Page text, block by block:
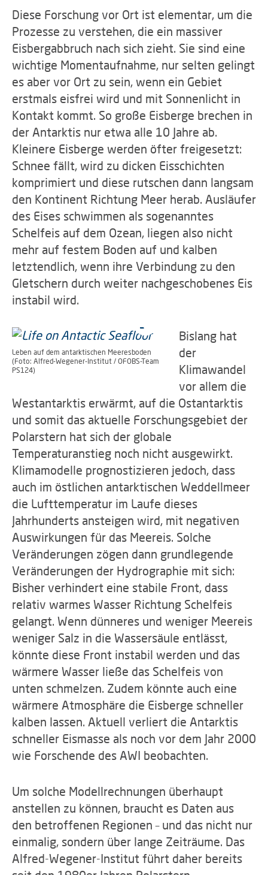
Diese Forschung vor Ort ist elementar, um die
Prozesse zu verstehen, die ein massiver
Eisbergabbruch nach sich zieht. Sie sind eine
wichtige Momentaufnahme, nur selten gelingt
es aber vor Ort zu sein, wenn ein Gebiet
erstmals eisfrei wird und mit Sonnenlicht in
Kontakt kommt. So große Eisberge brechen in
der Antarktis nur etwa alle 10 Jahre ab.
Kleinere Eisberge werden öfter freigesetzt:
Schnee fällt, wird zu dicken Eisschichten
komprimiert und diese rutschen dann langsam
den Kontinent Richtung Meer herab. Ausläufer
des Eises schwimmen als sogenanntes
Schelfeis auf dem Ozean, liegen also nicht
mehr auf festem Boden auf und kalben
letztendlich, wenn ihre Verbindung zu den
Gletschern durch weiter nachgeschobenes Eis
instabil wird.
Leben auf dem antarktischen Meeresboden
(Foto: Alfred-Wegener-Institut / OFOBS-Team
PS124)
Bislang hat
der
Klimawandel
vor allem die
Westantarktis erwärmt, auf die Ostantarktis
und somit das aktuelle Forschungsgebiet der
Polarstern hat sich der globale
Temperaturanstieg noch nicht ausgewirkt.
Klimamodelle prognostizieren jedoch, dass
auch im östlichen antarktischen Weddellmeer
die Lufttemperatur im Laufe dieses
Jahrhunderts ansteigen wird, mit negativen
Auswirkungen für das Meereis. Solche
Veränderungen zögen dann grundlegende
Veränderungen der Hydrographie mit sich:
Bisher verhindert eine stabile Front, dass
relativ warmes Wasser Richtung Schelfeis
gelangt. Wenn dünneres und weniger Meereis
weniger Salz in die Wassersäule entlässt,
könnte diese Front instabil werden und das
wärmere Wasser ließe das Schelfeis von
unten schmelzen. Zudem könnte auch eine
wärmere Atmosphäre die Eisberge schneller
kalben lassen. Aktuell verliert die Antarktis
schneller Eismasse als noch vor dem Jahr 2000
wie Forschende des AWI beobachten.
Um solche Modellrechnungen überhaupt
anstellen zu können, braucht es Daten aus
den betroffenen Regionen – und das nicht nur
einmalig, sondern über lange Zeiträume. Das
Alfred-Wegener-Institut führt daher bereits